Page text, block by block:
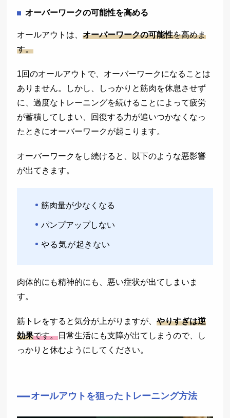
オーバーワークの可能性を高める
オールアウトは、オーバーワークの可能性を高めま
す。
1回のオールアウトで、オーバーワークになることは
ありません。しかし、しっかりと筋肉を休息させず
に、過度なトレーニングを続けることによって疲労
が蓄積してしまい、回復する力が追いつかなくなっ
たときにオーバーワークが起こります。
オーバーワークをし続けると、以下のような悪影響
が出てきます。
筋肉量が少なくなる
パンプアップしない
やる気が起きない
肉体的にも精神的にも、悪い症状が出てしまいま
す。
筋トレをすると気分が上がりますが、やりすぎは逆
効果です。日常生活にも支障が出てしまうので、し
っかりと休むようにしてください。
オールアウトを狙ったトレーニング方法